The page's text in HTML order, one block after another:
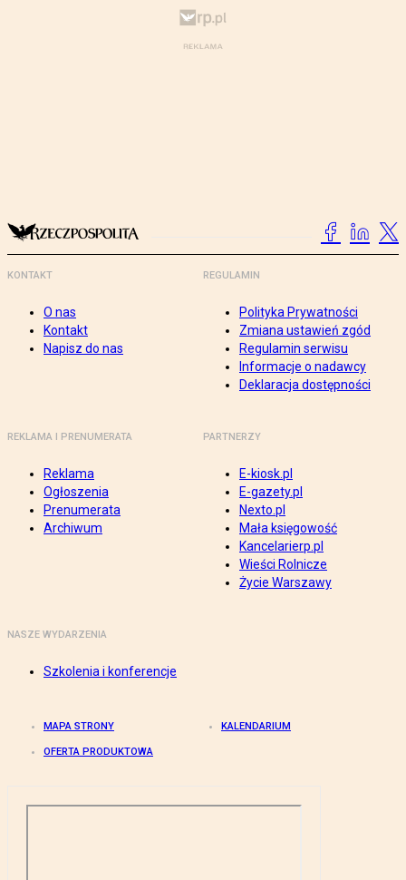
KONTAKT
O nas
Kontakt
Napisz do nas
REGULAMIN
Polityka Prywatności
Zmiana ustawień zgód
Regulamin serwisu
Informacje o nadawcy
Deklaracja dostępności
REKLAMA I PRENUMERATA
Reklama
Ogłoszenia
Prenumerata
Archiwum
PARTNERZY
E-kiosk.pl
E-gazety.pl
Nexto.pl
Mała księgowość
Kancelarierp.pl
Wieści Rolnicze
Życie Warszawy
NASZE WYDARZENIA
Szkolenia i konferencje
MAPA STRONY KALENDARIUM
OFERTA PRODUKTOWA